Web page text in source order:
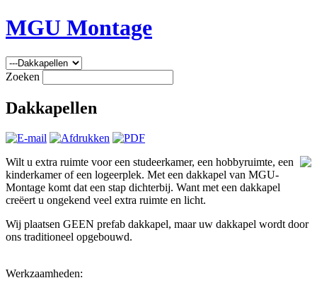
MGU Montage
Zoeken
Dakkapellen
Wilt u extra ruimte voor een studeerkamer, een hobbyruimte, een
kinderkamer of een logeerplek. Met een dakkapel van MGU-
Montage komt dat een stap dichterbij. Want met een dakkapel
creëert u ongekend veel extra ruimte en licht.
Wij plaatsen GEEN prefab dakkapel, maar uw dakkapel wordt door
ons traditioneel opgebouwd.
Werkzaamheden: